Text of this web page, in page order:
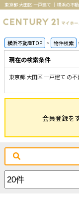
東京都 大田区 一戸建て ｜横浜の不
横浜不動産TOP 物件検索
現在の検索条件
東京都 大田区 一戸建て の
会員登録を